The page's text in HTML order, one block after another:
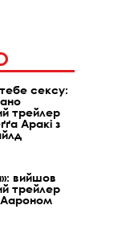
сексу:
трейлер
Аракі з
вийшов
трейлер
Аароном